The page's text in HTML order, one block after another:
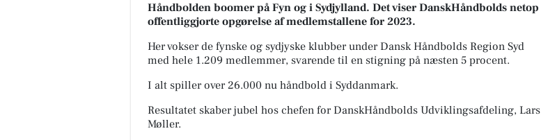
Håndbolden boomer på Fyn og i Sydjylland. Det viser DanskHåndbolds netop
offentliggjorte opgørelse af medlemstallene for 2023.
Her vokser de fynske og sydjyske klubber under Dansk Håndbolds Region Syd
med hele 1.209 medlemmer, svarende til en stigning på næsten 5 procent.
I alt spiller over 26.000 nu håndbold i Syddanmark.
Resultatet skaber jubel hos chefen for DanskHåndbolds Udviklingsafdeling, Lars
Møller.